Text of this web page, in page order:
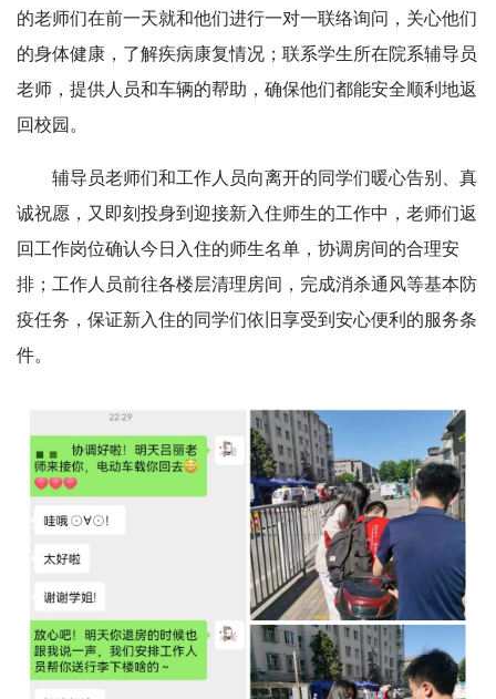
的老师们在前一天就和他们进行一对一联络询问，关心他们
的身体健康，了解疾病康复情况；联系学生所在院系辅导员
老师，提供人员和车辆的帮助，确保他们都能安全顺利地返
回校园。
辅导员老师们和工作人员向离开的同学们暖心告别、真
诚祝愿，又即刻投身到迎接新入住师生的工作中，老师们返
回工作岗位确认今日入住的师生名单，协调房间的合理安
排；工作人员前往各楼层清理房间，完成消杀通风等基本防
疫任务，保证新入住的同学们依旧享受到安心便利的服务条
件。